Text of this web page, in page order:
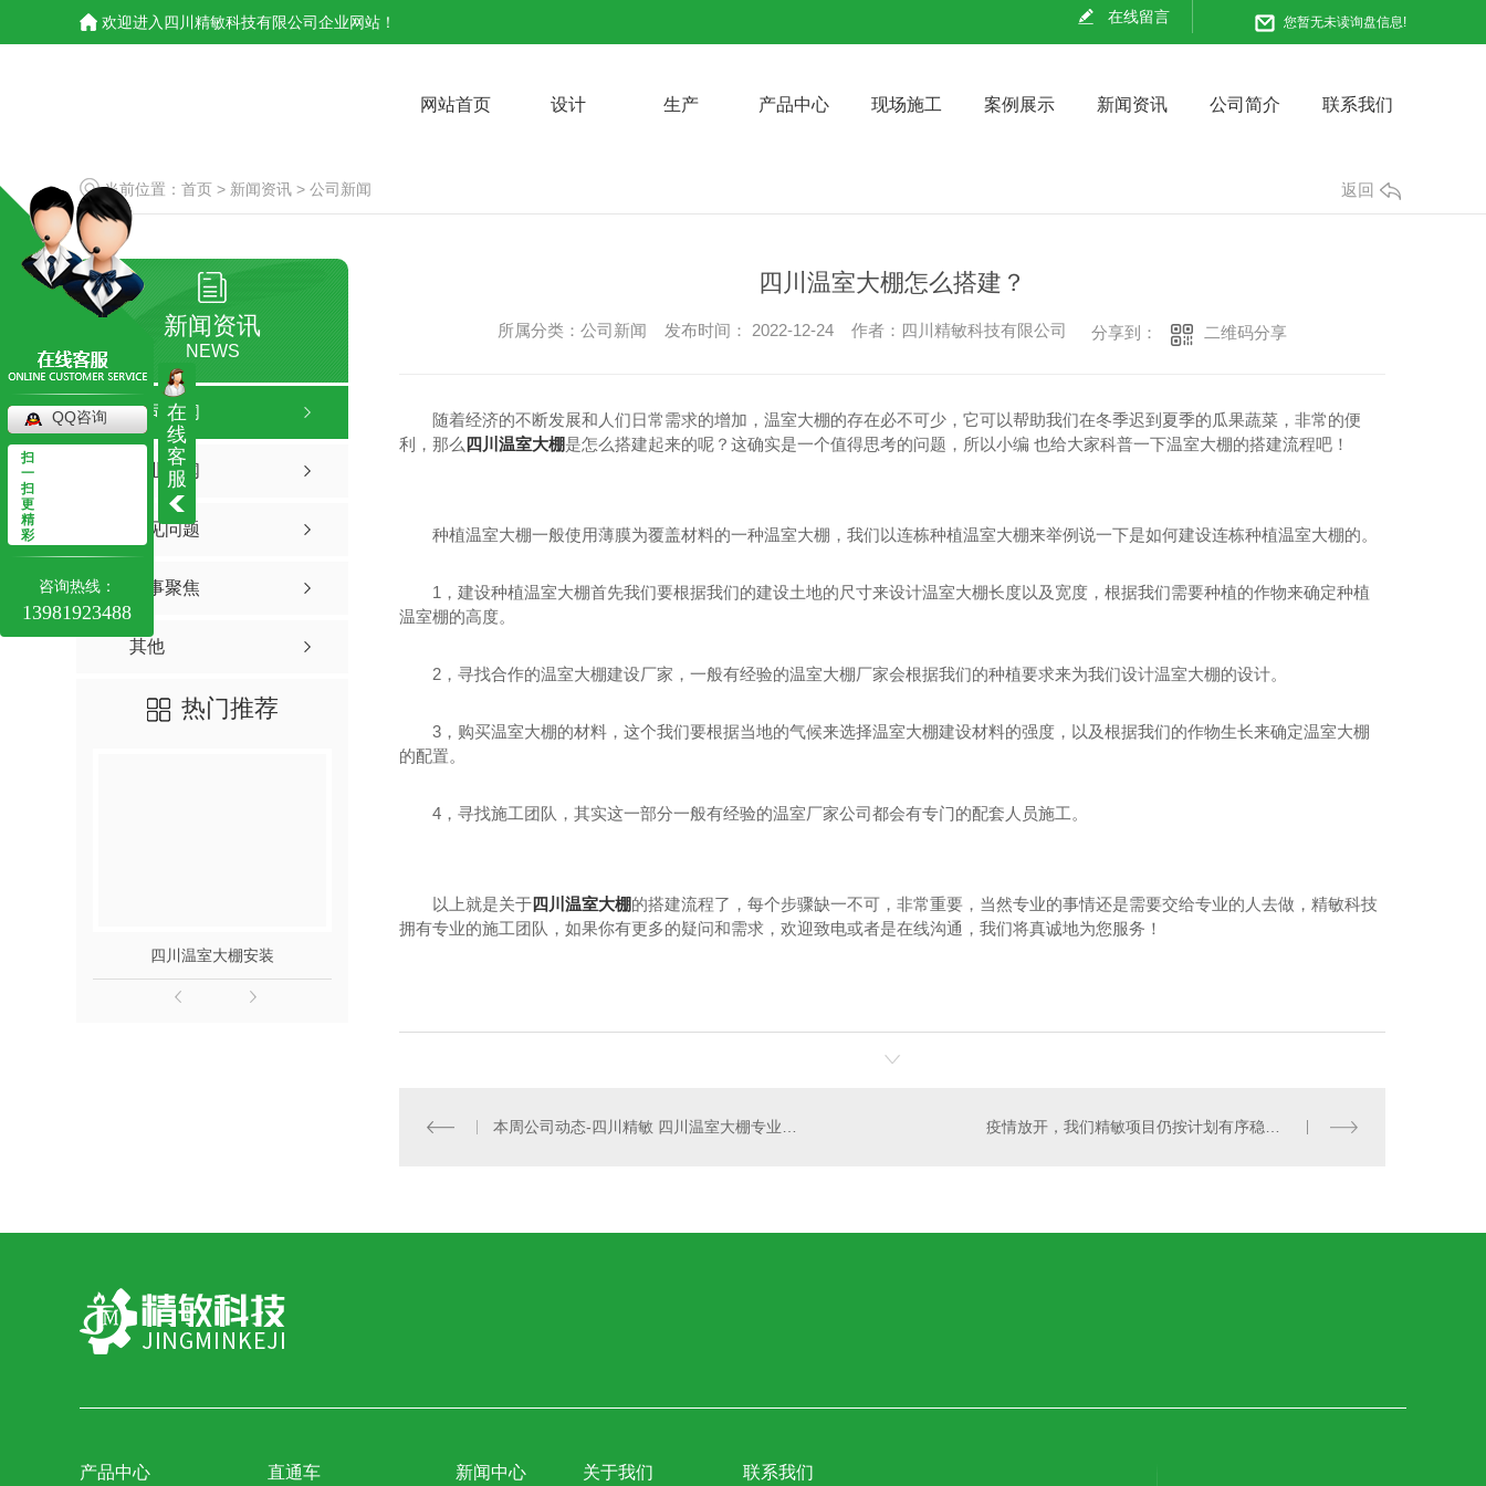
欢迎进入四川精敏科技有限公司企业网站！ 在线留言 您暂无未读询盘信息!
网站首页 设计 生产 产品中心 现场施工 案例展示 新闻资讯 公司简介 联系我们
当前位置： 首页 > 新闻资讯 > 公司新闻 返回
新闻资讯
NEWS
公司新闻
行业新闻
常见问题
时事聚焦
其他
热门推荐
四川温室大棚安装
四川温室大棚怎么搭建？
所属分类：公司新闻 发布时间： 2022-12-24 作者：四川精敏科技有限公司 分享到： 二维码分享
随着经济的不断发展和人们日常需求的增加，温室大棚的存在必不可少，它可以帮助我们在冬季迟到夏季的瓜果蔬菜，非常的便
利，那么 四川温室大棚是怎么搭建起来的呢？这确实是一个值得思考的问题，所以小编 也给大家科普一下温室大棚的搭建流程吧！
种植温室大棚一般使用薄膜为覆盖材料的一种温室大棚，我们以连栋种植温室大棚来举例说一下是如何建设连栋种植温室大棚的。
1，建设种植温室大棚首先我们要根据我们的建设土地的尺寸来设计温室大棚长度以及宽度，根据我们需要种植的作物来确定种植
温室棚的高度。
2，寻找合作的温室大棚建设厂家，一般有经验的温室大棚厂家会根据我们的种植要求来为我们设计温室大棚的设计。
3，购买温室大棚的材料，这个我们要根据当地的气候来选择温室大棚建设材料的强度，以及根据我们的作物生长来确定温室大棚
的配置。
4，寻找施工团队，其实这一部分一般有经验的温室厂家公司都会有专门的配套人员施工。
以上就是关于四川温室大棚的搭建流程了，每个步骤缺一不可，非常重要，当然专业的事情还是需要交给专业的人去做，精敏科技
拥有专业的施工团队，如果你有更多的疑问和需求，欢迎致电或者是在线沟通，我们将真诚地为您服务！
本周公司动态-四川精敏 四川温室大棚专业厂家 疫情放开，我们精敏项目仍按计划有序稳定进行
产品中心 直通车 新闻中心 关于我们 联系我们
在
线
客
服
QQ咨询
扫
一
扫
更
精
彩
咨询热线：
13981923488